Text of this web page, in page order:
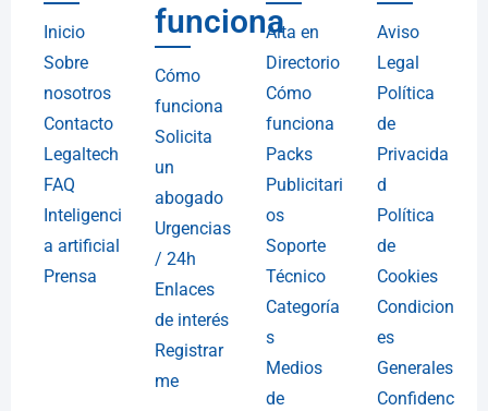
Inicio
Sobre
nosotros
Contacto
Legaltech
FAQ
Inteligenci
a artificial
Prensa
funciona
Cómo
funciona
Solicita
un
abogado
Urgencias
/ 24h
Enlaces
de interés
Registrar
me
Alta en
Directorio
Cómo
funciona
Packs
Publicitari
os
Soporte
Técnico
Categoría
s
Medios
de
Aviso
Legal
Política
de
Privacida
d
Política
de
Cookies
Condicion
es
Generales
Confidenc